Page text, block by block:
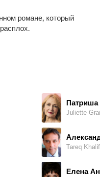
романе, который
Патриша
Juliette
Tareq
Елена